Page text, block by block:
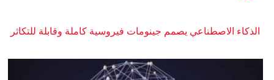
الذكاء الاصطناعي يصمم جينومات فيروسية كاملة وقابلة للتكاثر